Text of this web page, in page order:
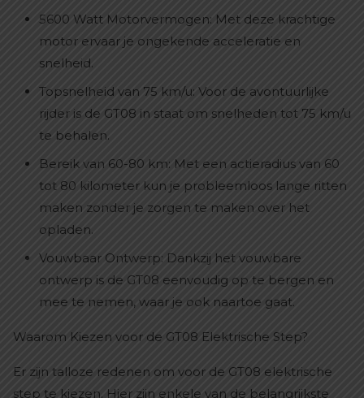
5600 Watt Motorvermogen: Met deze krachtige
motor ervaar je ongekende acceleratie en
snelheid.
Topsnelheid van 75 km/u: Voor de avontuurlijke
rijder is de GT08 in staat om snelheden tot 75 km/u
te behalen.
Bereik van 60-80 km: Met een actieradius van 60
tot 80 kilometer kun je probleemloos lange ritten
maken zonder je zorgen te maken over het
opladen.
Vouwbaar Ontwerp: Dankzij het vouwbare
ontwerp is de GT08 eenvoudig op te bergen en
mee te nemen, waar je ook naartoe gaat.
Waarom Kiezen voor de GT08 Elektrische Step?
Er zijn talloze redenen om voor de GT08 elektrische
step te kiezen. Hier zijn enkele van de belangrijkste